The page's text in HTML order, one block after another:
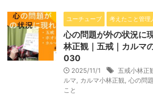
ユーチューブ 考えたこと管理
心の問題が外の状況に
林正観｜五戒｜カル
030
2025/11/1 五戒小林正
ルマ
カルマ小林正観
心の問
こと